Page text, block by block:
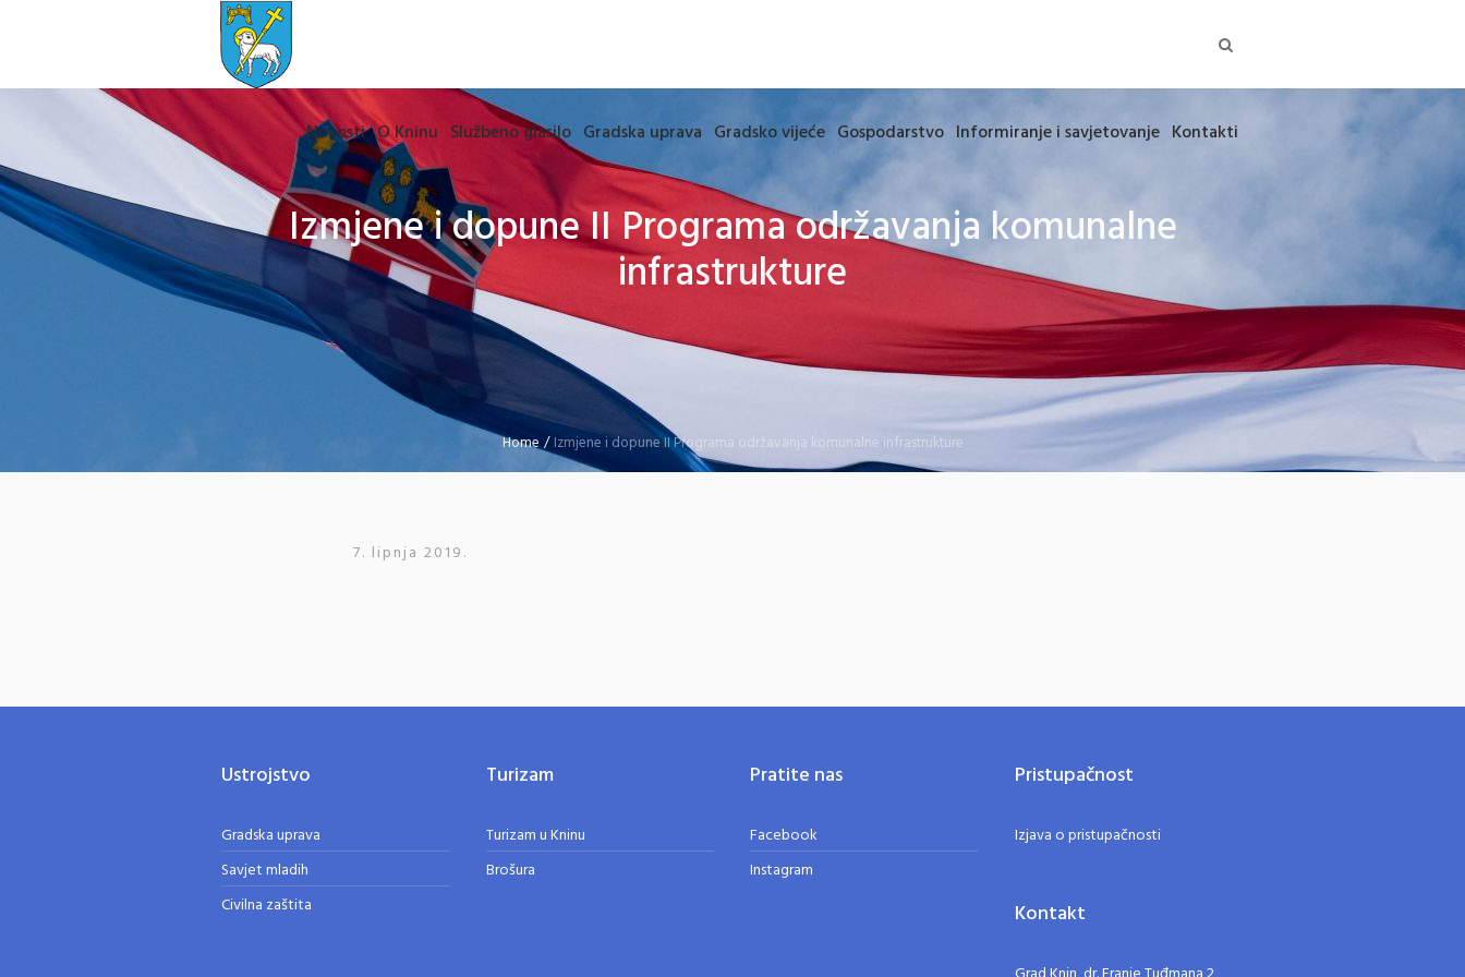
Novosti O Kninu Službeno glasilo Gradska uprava Gradsko vijeće Gospodarstvo Informiranje i savjetovanje Kontakti
Izmjene i dopune II Programa održavanja komunalne
infrastrukture
Home /Izmjene i dopune II Programa održavanja komunalne infrastrukture
7. lipnja 2019.
Ustrojstvo
Gradska uprava
Savjet mladih
Civilna zaštita
Turizam
Turizam u Kninu
Brošura
Pratite nas
Facebook
Instagram
Pristupačnost
Izjava o pristupačnosti
Kontakt